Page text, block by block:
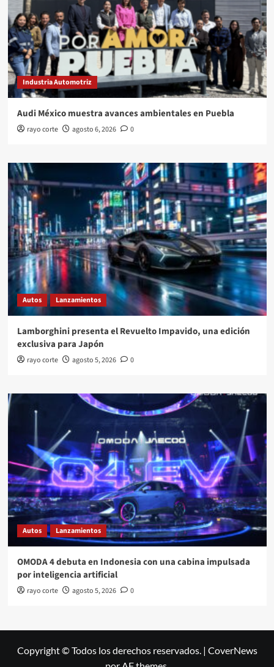
Industria Automotriz
Audi México muestra avances ambientales en Puebla
rayo corte agosto 6, 2026 0
Autos Lanzamientos
Lamborghini presenta el Revuelto Impavido, una edición
exclusiva para Japón
rayo corte agosto 5, 2026 0
Autos Lanzamientos
OMODA 4 debuta en Indonesia con una cabina impulsada
por inteligencia artificial
rayo corte agosto 5, 2026 0
Copyright © Todos los derechos reservados. | CoverNews